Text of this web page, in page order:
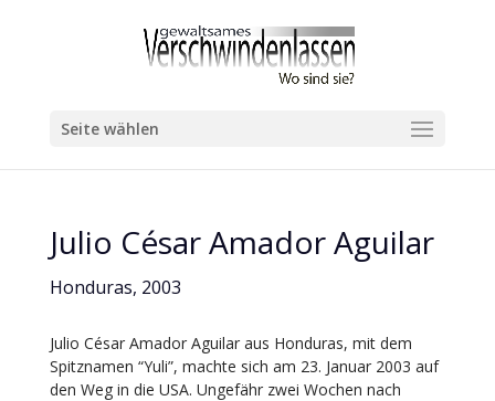
Seite wählen
Julio César Amador Aguilar
Honduras, 2003
Julio César Amador Aguilar aus Honduras, mit dem
Spitznamen “Yuli”, machte sich am 23. Januar 2003 auf
den Weg in die USA. Ungefähr zwei Wochen nach